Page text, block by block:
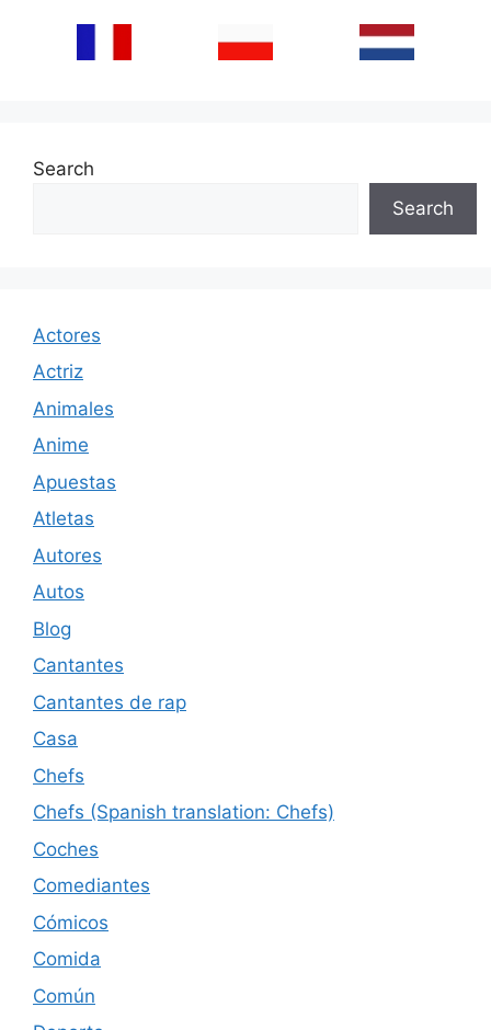
Search
Search
Actores
Actriz
Animales
Anime
Apuestas
Atletas
Autores
Autos
Blog
Cantantes
Cantantes de rap
Casa
Chefs
Chefs (Spanish translation: Chefs)
Coches
Comediantes
Cómicos
Comida
Común